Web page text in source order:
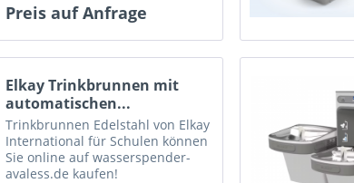
für Unternehmen und Büros.
Preis auf Anfrage
Elkay Trinkbrunnen mit
automatischen...
Trinkbrunnen Edelstahl von Elkay
International für Schulen können
Sie online auf wasserspender-
avaless.de kaufen!